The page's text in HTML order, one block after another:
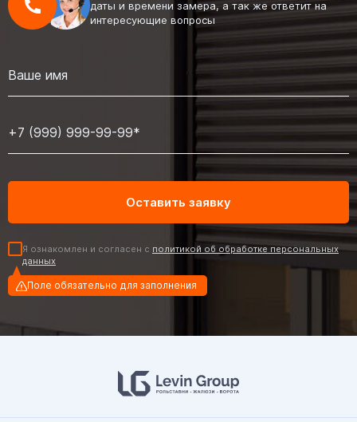
даты и времени замера, а так же ответит на
интересующие вопросы
Я ознакомлен и согласен с политикой об обработке персональных
данных
Поле обязательно для заполнения